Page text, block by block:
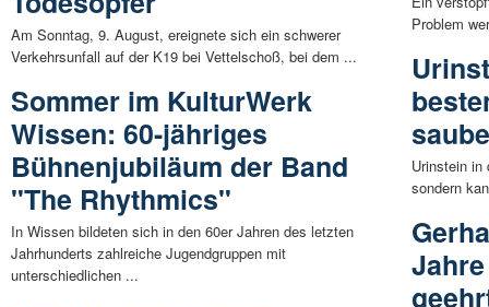
Am Sonntag, 9. August, ereignete sich ein schwerer
Verkehrsunfall auf der K19 bei Vettelschoß, bei dem ...
Sommer im KulturWerk
Wissen: 60-jähriges
Bühnenjubiläum der Band
"The Rhythmics"
In Wissen bildeten sich in den 60er Jahren des letzten
Jahrhunderts zahlreiche Jugendgruppen mit
unterschiedlichen ...
Problem
Urinstein in
sondern